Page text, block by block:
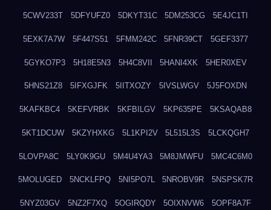
5CWV233T 5DFYUFZ0 5DKYT31C 5DM253CG 5E4JC1TI
5EXK7A7W 5F447S51 5FMM242C 5FNR39CT 5GEF3377
5GYKO7P3 5H18E5N3 5H4C8VII 5HANI4XK 5HER0XEV
5HNS21Z8 5IFXGJFK 5IITXOZY 5IVSLWGV 5J5FOXDN
5KAFKBC4 5KEFVRBK 5KFBILGV 5KP635PE 5KSAQAB8
5KT1DCUW 5KZYHXKG 5L1KPI2V 5L515L3S 5LCKQGH7
5LOVPA8C 5LY0K9GU 5M4U4YA3 5M8JMWFU 5MC4C6M0
5MOLUGED 5NCKLFPQ 5NI5PO7L 5NROBV9R 5NSPSK7R
5NYZ03GV 5NZ2F7XQ 5OGIRQDY 5OIXNVW6 5OPF8A7F